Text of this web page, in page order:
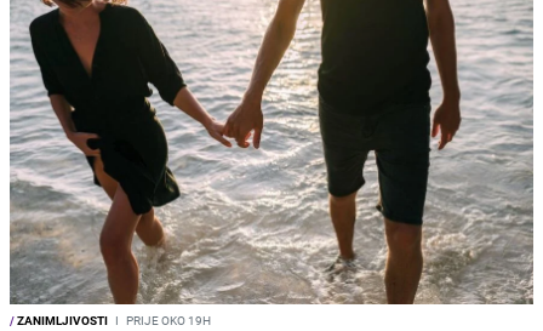
/ZANIMLJIVOSTI I PRIJE OKO 19H